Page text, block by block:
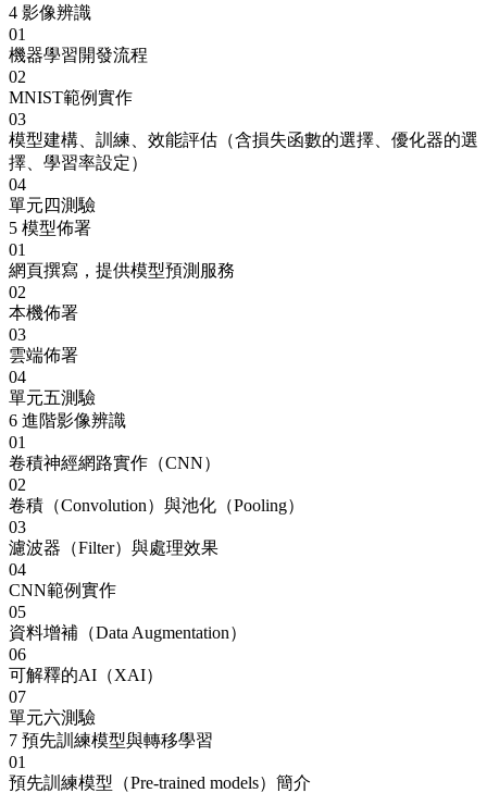
4 影像辨識
01
機器學習開發流程
02
MNIST範例實作
03
模型建構、訓練、效能評估（含損失函數的選擇、優化器的選
擇、學習率設定）
04
單元四測驗
5 模型佈署
01
網頁撰寫，提供模型預測服務
02
本機佈署
03
雲端佈署
04
單元五測驗
6 進階影像辨識
01
卷積神經網路實作（CNN）
02
卷積（Convolution）與池化（Pooling）
03
濾波器（Filter）與處理效果
04
CNN範例實作
05
資料增補（Data Augmentation）
06
可解釋的AI（XAI）
07
單元六測驗
7 預先訓練模型與轉移學習
01
預先訓練模型（Pre-trained models）簡介